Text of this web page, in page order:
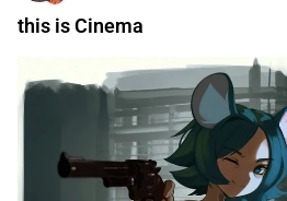
this is Cinema